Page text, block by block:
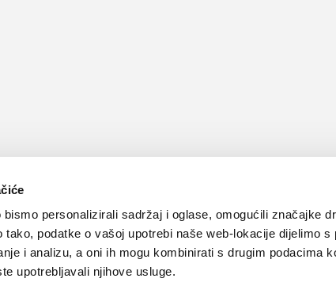
personalizirali sadržaj i oglase, omogućili značajke
tako, podatke o vašoj upotrebi naše web-lokacije dijelimo s
i analizu, a oni ih mogu kombinirati s drugim podacima
upotrebljavali njihove usluge.